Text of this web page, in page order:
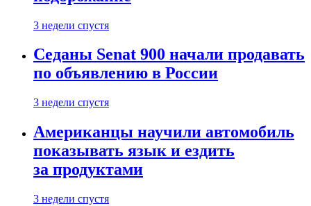
3 недели спустя
Седаны Senat 900 начали продавать
по объявлению в России
3 недели спустя
Американцы научили автомобиль
показывать язык и ездить
за продуктами
3 недели спустя